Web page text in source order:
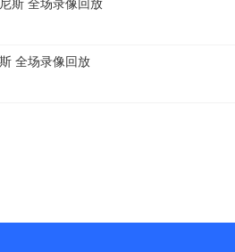
斯 全场录像回放
全场录像回放